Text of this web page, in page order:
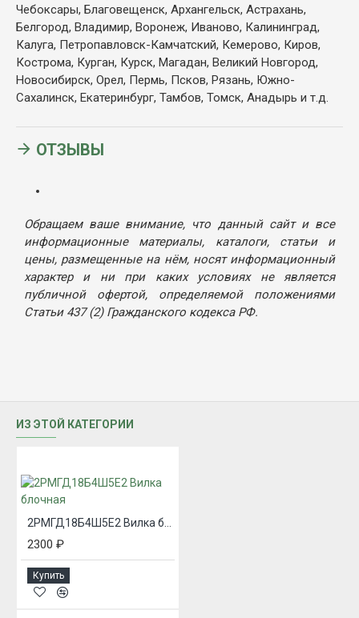
Чебоксары, Благовещенск, Архангельск, Астрахань,
Белгород, Владимир, Воронеж, Иваново, Калининград,
Калуга, Петропавловск-Камчатский, Кемерово, Киров,
Кострома, Курган, Курск, Магадан, Великий Новгород,
Новосибирск, Орел, Пермь, Псков, Рязань, Южно-
Сахалинск, Екатеринбург, Тамбов, Томск, Анадырь и т.д.
ОТЗЫВЫ
Обращаем ваше внимание, что данный сайт и все
информационные материалы, каталоги, статьи и
цены, размещенные на нём, носят информационный
характер и ни при каких условиях не является
публичной офертой, определяемой положениями
Статьи 437 (2) Гражданского кодекса РФ.
ИЗ ЭТОЙ КАТЕГОРИИ
2300 ₽
Купить